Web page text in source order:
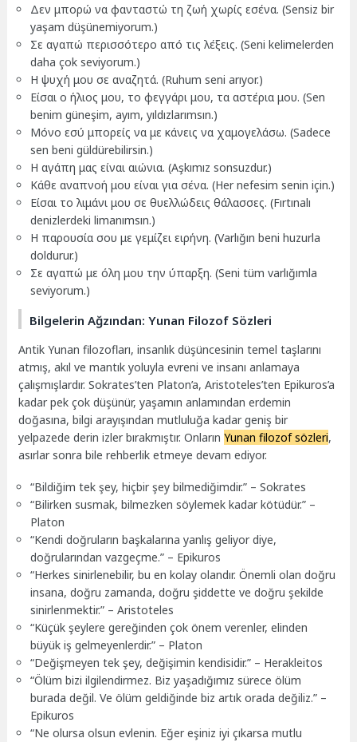
Δεν μπορώ να φανταστώ τη ζωή χωρίς εσένα. (Sensiz bir
yaşam düşünemiyorum.)
Σε αγαπώ περισσότερο από τις λέξεις. (Seni kelimelerden
daha çok seviyorum.)
Η ψυχή μου σε αναζητά. (Ruhum seni arıyor.)
Είσαι ο ήλιος μου, το φεγγάρι μου, τα αστέρια μου. (Sen
benim güneşim, ayım, yıldızlarımsın.)
Μόνο εσύ μπορείς να με κάνεις να χαμογελάσω. (Sadece
sen beni güldürebilirsin.)
Η αγάπη μας είναι αιώνια. (Aşkımız sonsuzdur.)
Κάθε αναπνοή μου είναι για σένα. (Her nefesim senin için.)
Είσαι το λιμάνι μου σε θυελλώδεις θάλασσες. (Fırtınalı
denizlerdeki limanımsın.)
Η παρουσία σου με γεμίζει ειρήνη. (Varlığın beni huzurla
doldurur.)
Σε αγαπώ με όλη μου την ύπαρξη. (Seni tüm varlığımla
seviyorum.)
Bilgelerin Ağzından: Yunan Filozof Sözleri
Antik Yunan filozofları, insanlık düşüncesinin temel taşlarını
atmış, akıl ve mantık yoluyla evreni ve insanı anlamaya
çalışmışlardır. Sokrates’ten Platon’a, Aristoteles’ten Epikuros’a
kadar pek çok düşünür, yaşamın anlamından erdemin
doğasına, bilgi arayışından mutluluğa kadar geniş bir
yelpazede derin izler bırakmıştır. OnlarınYunan filozof sözleri,
asırlar sonra bile rehberlik etmeye devam ediyor.
“Bildiğim tek şey, hiçbir şey bilmediğimdir.” – Sokrates
“Bilirken susmak, bilmezken söylemek kadar kötüdür.” –
Platon
“Kendi doğruların başkalarına yanlış geliyor diye,
doğrularından vazgeçme.” – Epikuros
“Herkes sinirlenebilir, bu en kolay olandır. Önemli olan doğru
insana, doğru zamanda, doğru şiddette ve doğru şekilde
sinirlenmektir.” – Aristoteles
“Küçük şeylere gereğinden çok önem verenler, elinden
büyük iş gelmeyenlerdir.” – Platon
“Değişmeyen tek şey, değişimin kendisidir.” – Herakleitos
“Ölüm bizi ilgilendirmez. Biz yaşadığımız sürece ölüm
burada değil. Ve ölüm geldiğinde biz artık orada değiliz.” –
Epikuros
“Ne olursa olsun evlenin. Eğer eşiniz iyi çıkarsa mutlu